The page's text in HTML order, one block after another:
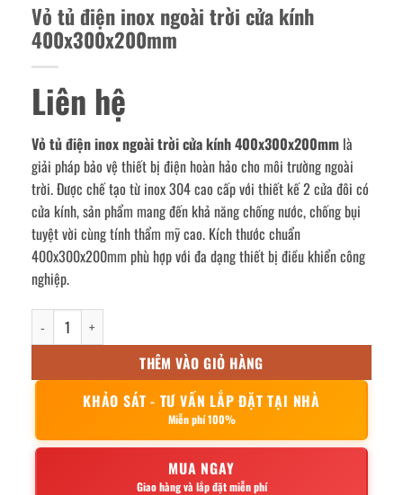
Vỏ tủ điện inox ngoài trời cửa kính
400x300x200mm
Liên hệ
Vỏ tủ điện inox ngoài trời cửa kính 400x300x200mm là
giải pháp bảo vệ thiết bị điện hoàn hảo cho môi trường ngoài
trời. Được chế tạo từ inox 304 cao cấp với thiết kế 2 cửa đôi có
cửa kính, sản phẩm mang đến khả năng chống nước, chống bụi
tuyệt vời cùng tính thẩm mỹ cao. Kích thước chuẩn
400x300x200mm phù hợp với đa dạng thiết bị điều khiển công
nghiệp.
Vỏ tủ điện inox ngoài trời cửa kính 400x300x200mm số lượng
THÊM VÀO GIỎ HÀNG
KHẢO SÁT - TƯ VẤN LẮP ĐẶT TẠI NHÀ
Miễn phí 100%
MUA NGAY
Giao hàng và lắp đặt miễn phí